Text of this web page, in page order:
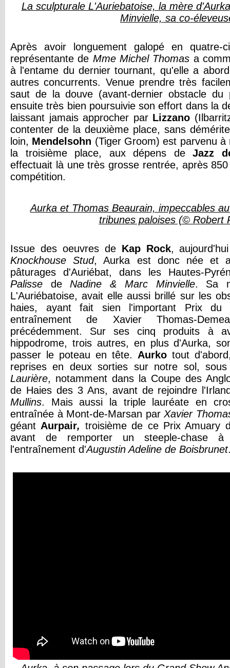
La sculpturale L'Auriebatoise, la mère
Minvielle, sa co-
Après avoir longuement galopé en quatre-
représentante de Mme Michel Thomas a
à l'entame du dernier tournant, qu'elle a
autres concurrents. Venue prendre très
saut de la douve (avant-dernier obstacle du
ensuite très bien poursuivie son effort dans la
laissant jamais approcher par Lizzano
contenter de la deuxième place, sans
loin, Mendelsohn (Tiger Groom) est parvenu
la troisième place, aux dépens de Jazz
effectuait là une très grosse rentrée, après
compétition.
Aurka et Thomas Beaurain, impeccables
tribunes paloises (© Robert
Issue des oeuvres de Kap Rock,
Knockhouse Stud, Aurka est donc née et
pâturages d'Auriébat, dans les Hautes-
Palisse deNadine & Marc Minvielle. Sa
L'Auriébatoise, avait elle aussi brillé sur les
haies, ayant fait sien l'important Prix du
entraînement de Xavier Thomas-
précédemment. Sur ses cinq produits à
hippodrome, trois autres, en plus d'Aurka,
passer le poteau en tête. Aurko tout
reprises en deux sorties sur notre sol,
Laurière, notamment dans la Coupe des
de Haies des 3 Ans, avant de rejoindre
Mullins. Mais aussi la triple lauréate en
entraînée à Mont-de-Marsan par Xavier
géant Aurpair, troisième de ce Prix Amuary
avant de remporter un steeple-chase à
l'entraînement d'Augustin Adeline de Boisbrunet